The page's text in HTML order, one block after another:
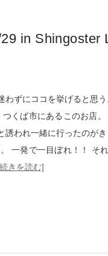
in Shingoster
わずにココを挙げると思
くば市にあるこのお店。
誘われ一緒に行ったのが
一発で一目ぼれ！！ そ
きを読む]